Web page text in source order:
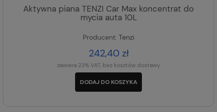
Aktywna piana TENZI Car Max koncentrat do
mycia auta 10L
Producent: Tenzi
242,40 zł
zawiera 23% VAT, bez kosztów dostawy
DODAJ DO KOSZYKA